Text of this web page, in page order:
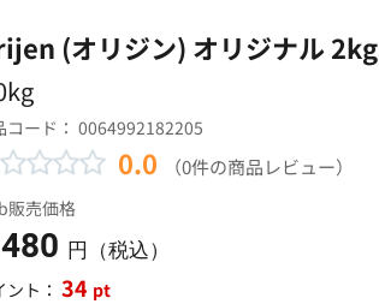
(オリジン) オリジナル 2kg
コード： 0064992182205
0.0 （0件の商品レビュー）
販売価格
円（税込）
ント： 34 pt